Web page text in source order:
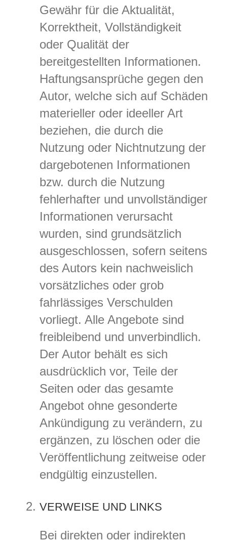
Gewähr für die Aktualität,
Korrektheit, Vollständigkeit
oder Qualität der
bereitgestellten Informationen.
Haftungsansprüche gegen den
Autor, welche sich auf Schäden
materieller oder ideeller Art
beziehen, die durch die
Nutzung oder Nichtnutzung der
dargebotenen Informationen
bzw. durch die Nutzung
fehlerhafter und unvollständiger
Informationen verursacht
wurden, sind grundsätzlich
ausgeschlossen, sofern seitens
des Autors kein nachweislich
vorsätzliches oder grob
fahrlässiges Verschulden
vorliegt. Alle Angebote sind
freibleibend und unverbindlich.
Der Autor behält es sich
ausdrücklich vor, Teile der
Seiten oder das gesamte
Angebot ohne gesonderte
Ankündigung zu verändern, zu
ergänzen, zu löschen oder die
Veröffentlichung zeitweise oder
endgültig einzustellen.
VERWEISE UND LINKS
Bei direkten oder indirekten